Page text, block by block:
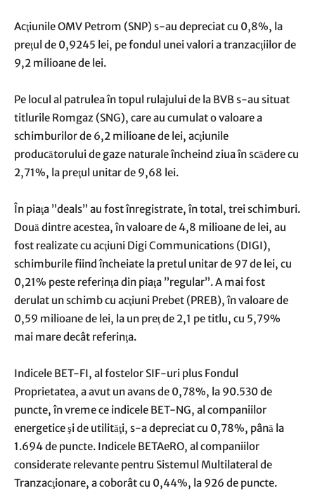
Acţiunile OMV Petrom (SNP) s-au depreciat cu 0,8%, la
preţul de 0,9245 lei, pe fondul unei valori a tranzacţiilor de
9,2 milioane de lei.
Pe locul al patrulea în topul rulajului de la BVB s-au situat
titlurile Romgaz (SNG), care au cumulat o valoare a
schimburilor de 6,2 milioane de lei, acţiunile
producătorului de gaze naturale încheind ziua în scădere cu
2,71%, la preţul unitar de 9,68 lei.
În piaţa ”deals” au fost înregistrate, în total, trei schimburi.
Două dintre acestea, în valoare de 4,8 milioane de lei, au
fost realizate cu acţiuni Digi Communications (DIGI),
schimburile fiind încheiate la pretul unitar de 97 de lei, cu
0,21% peste referinţa din piaţa ”regular”. A mai fost
derulat un schimb cu acţiuni Prebet (PREB), în valoare de
0,59 milioane de lei, la un preţ de 2,1 pe titlu, cu 5,79%
mai mare decât referinţa.
Indicele BET-FI, al fostelor SIF-uri plus Fondul
Proprietatea, a avut un avans de 0,78%, la 90.530 de
puncte, în vreme ce indicele BET-NG, al companiilor
energetice şi de utilităţi, s-a depreciat cu 0,78%, până la
1.694 de puncte. Indicele BETAeRO, al companiilor
considerate relevante pentru Sistemul Multilateral de
Tranzacţionare, a coborât cu 0,44%, la 926 de puncte.